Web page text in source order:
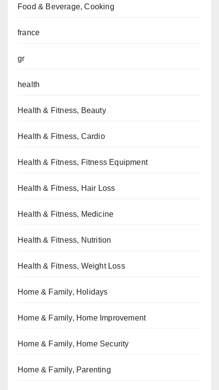
Food & Beverage, Cooking
france
gr
health
Health & Fitness, Beauty
Health & Fitness, Cardio
Health & Fitness, Fitness Equipment
Health & Fitness, Hair Loss
Health & Fitness, Medicine
Health & Fitness, Nutrition
Health & Fitness, Weight Loss
Home & Family, Holidays
Home & Family, Home Improvement
Home & Family, Home Security
Home & Family, Parenting